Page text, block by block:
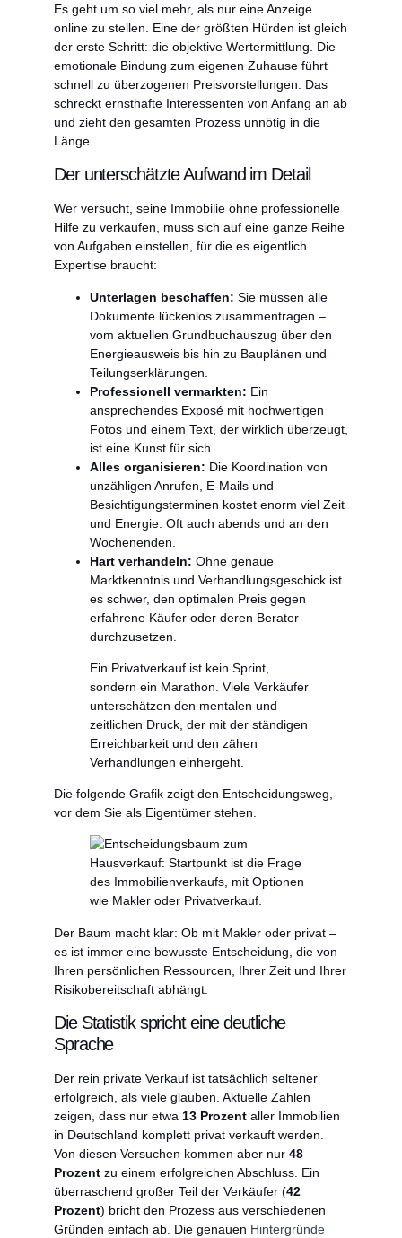
Es geht um so viel mehr, als nur eine Anzeige
online zu stellen. Eine der größten Hürden ist gleich
der erste Schritt: die objektive Wertermittlung. Die
emotionale Bindung zum eigenen Zuhause führt
schnell zu überzogenen Preisvorstellungen. Das
schreckt ernsthafte Interessenten von Anfang an ab
und zieht den gesamten Prozess unnötig in die
Länge.
Der unterschätzte Aufwand im Detail
Wer versucht, seine Immobilie ohne professionelle
Hilfe zu verkaufen, muss sich auf eine ganze Reihe
von Aufgaben einstellen, für die es eigentlich
Expertise braucht:
Unterlagen beschaffen: Sie müssen alle
Dokumente lückenlos zusammentragen –
vom aktuellen Grundbuchauszug über den
Energieausweis bis hin zu Bauplänen und
Teilungserklärungen.
Professionell vermarkten: Ein
ansprechendes Exposé mit hochwertigen
Fotos und einem Text, der wirklich überzeugt,
ist eine Kunst für sich.
Alles organisieren: Die Koordination von
unzähligen Anrufen, E-Mails und
Besichtigungsterminen kostet enorm viel Zeit
und Energie. Oft auch abends und an den
Wochenenden.
Hart verhandeln: Ohne genaue
Marktkenntnis und Verhandlungsgeschick ist
es schwer, den optimalen Preis gegen
erfahrene Käufer oder deren Berater
durchzusetzen.
Ein Privatverkauf ist kein Sprint,
sondern ein Marathon. Viele Verkäufer
unterschätzen den mentalen und
zeitlichen Druck, der mit der ständigen
Erreichbarkeit und den zähen
Verhandlungen einhergeht.
Die folgende Grafik zeigt den Entscheidungsweg,
vor dem Sie als Eigentümer stehen.
Der Baum macht klar: Ob mit Makler oder privat –
es ist immer eine bewusste Entscheidung, die von
Ihren persönlichen Ressourcen, Ihrer Zeit und Ihrer
Risikobereitschaft abhängt.
Die Statistik spricht eine deutliche
Sprache
Der rein private Verkauf ist tatsächlich seltener
erfolgreich, als viele glauben. Aktuelle Zahlen
zeigen, dass nur etwa 13 Prozent aller Immobilien
in Deutschland komplett privat verkauft werden.
Von diesen Versuchen kommen aber nur 48
Prozent zu einem erfolgreichen Abschluss. Ein
überraschend großer Teil der Verkäufer (42
Prozent) bricht den Prozess aus verschiedenen
Gründen einfach ab. Die genauen Hintergründe